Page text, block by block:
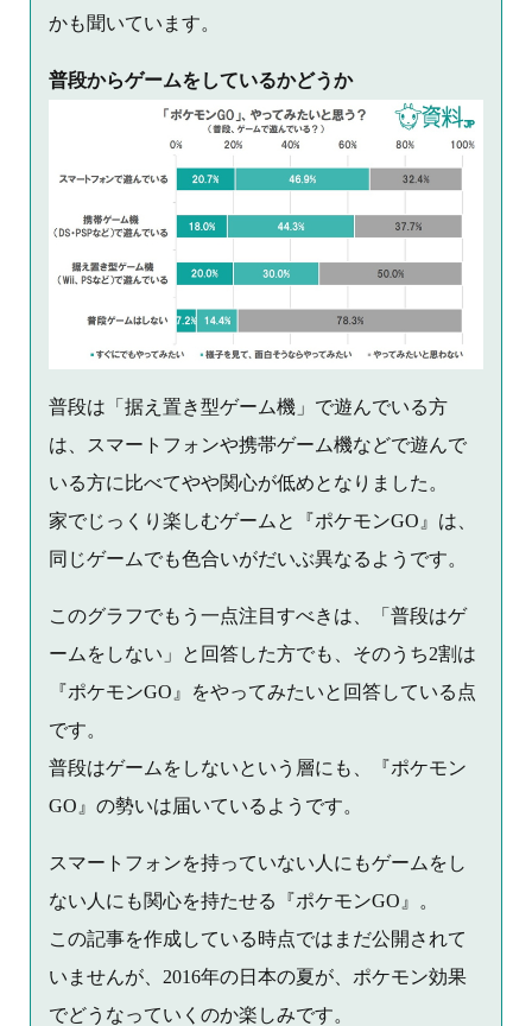
かも聞いています。
普段からゲームをしているかどうか
普段は「据え置き型ゲーム機」で遊んでいる方
は、スマートフォンや携帯ゲーム機などで遊んで
いる方に比べてやや関心が低めとなりました。
家でじっくり楽しむゲームと『ポケモンGO』は、
同じゲームでも色合いがだいぶ異なるようです。
このグラフでもう一点注目すべきは、「普段はゲ
ームをしない」と回答した方でも、そのうち2割は
『ポケモンGO』をやってみたいと回答している点
です。
普段はゲームをしないという層にも、『ポケモン
GO』の勢いは届いているようです。
スマートフォンを持っていない人にもゲームをし
ない人にも関心を持たせる『ポケモンGO』。
この記事を作成している時点ではまだ公開されて
いませんが、2016年の日本の夏が、ポケモン効果
でどうなっていくのか楽しみです。